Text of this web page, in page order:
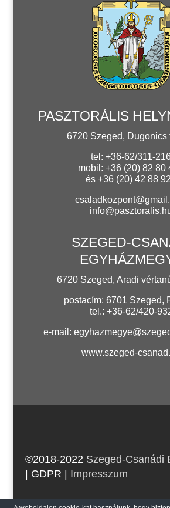
PASZTORÁLIS
6720 Szeged, Dugonics
tel: +36-62/311-
mobil: +36 (20) 82 80
és +36 (20) 42 88
SZEGED-
6720 Szeged, Aradi
postacím: 6701 Szeged,
tel.: +36-62/420-
e-mail:
www.szeged-
©2018-2022 Szeged-Csanádi
| GDPR | Impresszum